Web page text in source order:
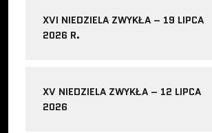
XVI NIEDZIELA ZWYKŁA – 19 LIPCA
2026 R.
XV NIEDZIELA ZWYKŁA – 12 LIPCA
2026